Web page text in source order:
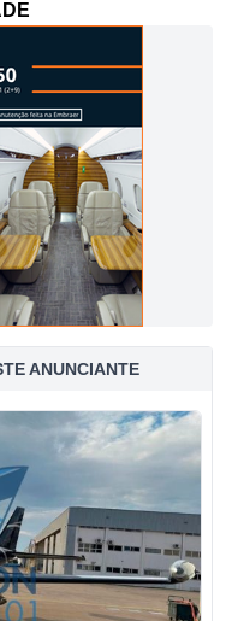
ANUNCIANTE